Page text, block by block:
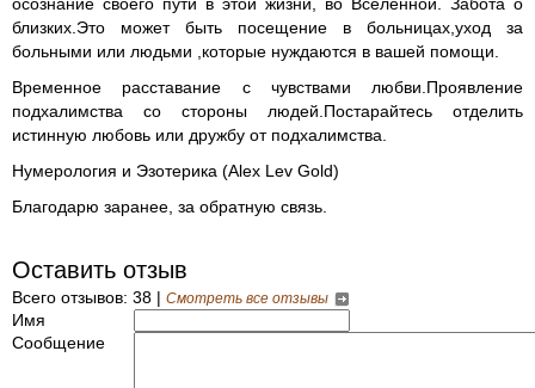
близких.Это может быть посещение в больницах,уход за
больными или людьми ,которые нуждаются в вашей помощи.
Временное расставание с чувствами любви.Проявление
подхалимства со стороны людей.Постарайтесь отделить
истинную любовь или дружбу от подхалимства.
Нумерология и Эзотерика (Alex Lev Gold)
Благодарю заранее, за обратную связь.
Оставить отзыв
Всего отзывов: 38 | Смотреть все отзывы
Имя
Сообщение